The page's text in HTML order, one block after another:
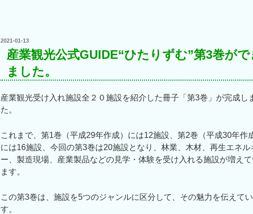
投
2021-01-13
産業観光公式GUIDE“ひたりずむ”第3巻がで
ました。
産業観光受け入れ施設全２０施設を紹介した冊子「第3巻」が完成し
た。
これまで、第1巻（平成29年作成）には12施設、第2巻（平成30年作
には16施設、今回の第3巻は20施設となり、林業、木材、再生エネル
ー、製造現場、産業製品などの見学・体験を受け入れる施設が増えて
ます。
この第3巻は、施設を5つのジャンルに区分して、その魅力を伝えてい
す。